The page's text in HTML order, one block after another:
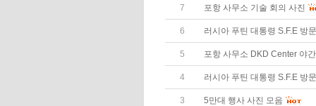
7 포항 사무소 기술 회의 사진
6 러시아 푸틴 대통령 S.F.E 방
5 포항 사무소 DKD Center 야
4 러시아 푸틴 대통령 S.F.E 방
3 5만대 행사 사진 모음